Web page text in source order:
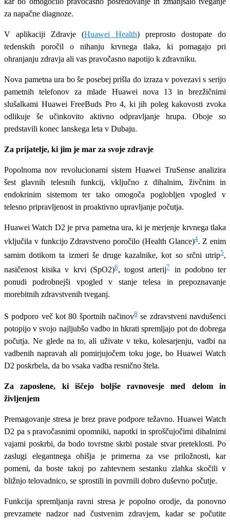
za napačne diagnoze.
V aplikaciji Zdravje (Huawei Health) preprosto dostopate do
tedenskih poročil o nihanju krvnega tlaka, ki pomagajo pri
ohranjanju zdravja ali vas pravočasno napotijo k zdravniku.
Nova pametna ura bo še posebej prišla do izraza v povezavi s serijo
pametnih telefonov za mlade Huawei nova 13 in brezžičnimi
slušalkami Huawei FreeBuds Pro 4, ki jih poleg kakovosti zvoka
odlikuje še učinkovito aktivno odpravljanje hrupa. Oboje so
predstavili konec lanskega leta v Dubaju.
Za prijatelje, ki jim je mar za svoje zdravje
Popolnoma nov revolucionarni sistem Huawei TruSense analizira
šest glavnih telesnih funkcij, vključno z dihalnim, živčnim in
endokrinim sistemom ter tako omogoča poglobljen vpogled v
telesno pripravljenost in proaktivno upravljanje počutja.
Huawei Watch D2 je prva pametna ura, ki je merjenje krvnega tlaka
vključila v funkcijo Zdravstveno poročilo (Health Glance)4. Z enim
samim dotikom ta izmeri še druge kazalnike, kot so srčni utrip5,
nasičenost kisika v krvi (SpO2)6, togost arterij7in podobno ter
ponudi podrobnejši vpogled v stanje telesa in prepoznavanje
morebitnih zdravstvenih tveganj.
S podporo več kot 80 športnih načinov8 se zdravstveni navdušenci
potopijo v svojo najljubšo vadbo in hkrati spremljajo pot do dobrega
počutja. Ne glede na to, ali uživate v teku, kolesarjenju, vadbi na
vadbenih napravah ali pomirjujočem toku joge, bo Huawei Watch
D2 poskrbela, da bo vsaka vadba resnično štela.
Za zaposlene, ki iščejo boljše ravnovesje med delom in
življenjem
Premagovanje stresa je brez prave podpore težavno. Huawei Watch
D2 pa s pravočasnimi opomniki, napotki in sproščujočimi dihalnimi
vajami poskrbi, da bodo tovrstne skrbi postale stvar preteklosti. Po
zaslugi elegantnega ohišja je primerna za vse priložnosti, kar
pomeni, da boste takoj po zahtevnem sestanku zlahka skočili v
bližnjo telovadnico, se sprostili in povrnili dobro duševno počutje.
Funkcija spremljanja ravni stresa je popolno orodje, da ponovno
prevzamete nadzor nad čustvenim zdravjem, kadar se počutite